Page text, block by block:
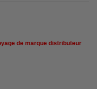
de marque distributeur